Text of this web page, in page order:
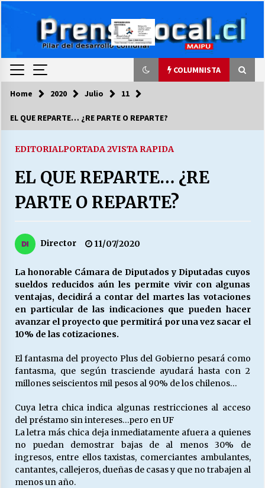
COLUMNISTA
COLUMNISTA
cuándo van a bajar?
HISTORIA
“ORGULLOSOS DE SER DC” SALUDA EL
27/07/2026
MUNICIPALIDAD, TRABAJADORES, CLIMA
LABORAL:
13/07/2026
25/06/2026
¿Qué habrían dicho?
23/06/2026
VOLVER A SER ALTERNATIVA
16/06/2026
Home 2020 Julio 11
EL QUE REPARTE… ¿RE PARTE O REPARTE?
EDITORIALPORTADA 2VISTA RAPIDA
EL QUE REPARTE… ¿RE
PARTE O REPARTE?
Director 11/07/2020
La honorable Cámara de Diputados y Diputadas cuyos
sueldos reducidos aún les permite vivir con algunas
ventajas, decidirá a contar del martes las votaciones
en particular de las indicaciones que pueden hacer
avanzar el proyecto que permitirá por una vez sacar el
10% de las cotizaciones.
El fantasma del proyecto Plus del Gobierno pesará como
fantasma, que según trasciende ayudará hasta con 2
millones seiscientos mil pesos al 90% de los chilenos…
Cuya letra chica indica algunas restricciones al acceso
del préstamo sin intereses…pero en UF
La letra más chica deja inmediatamente afuera a quienes
no puedan demostrar bajas de al menos 30% de
ingresos, entre ellos taxistas, comerciantes ambulantes,
cantantes, callejeros, dueñas de casas y que no trabajen al
menos un año.